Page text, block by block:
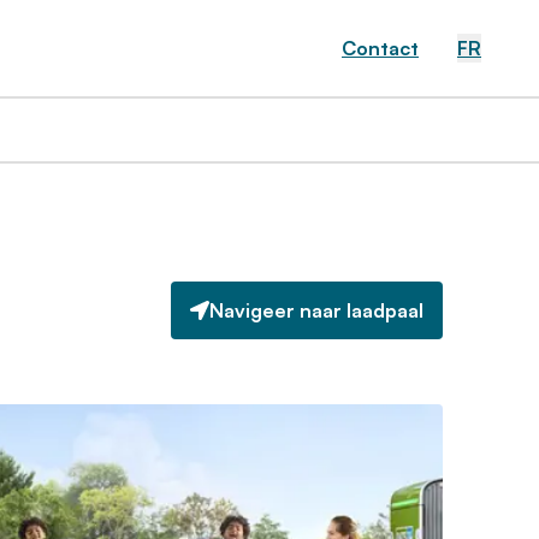
Contact FR
Navigeer naar laadpaal